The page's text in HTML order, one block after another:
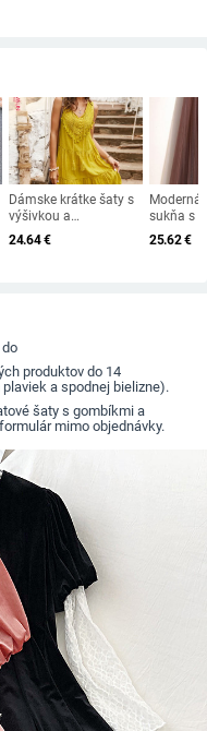
Dámske krátke šaty s
výšivkou a
zaväzovaním
24.64€
Moderná
sukňa s
pásom a
25.62€
produktov do 14
a spodnej bielizne).
šaty s gombíkmi a
formulár mimo objednávky.